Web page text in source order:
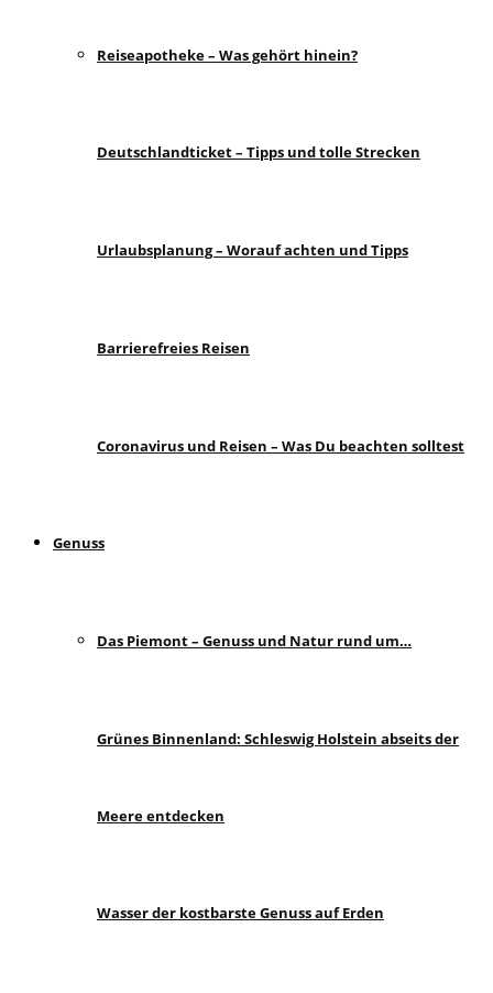
Reiseapotheke – Was gehört hinein?
Deutschlandticket – Tipps und tolle Strecken
Urlaubsplanung – Worauf achten und Tipps
Barrierefreies Reisen
Coronavirus und Reisen – Was Du beachten solltest
Genuss
Das Piemont – Genuss und Natur rund um…
Grünes Binnenland: Schleswig Holstein abseits der
Meere entdecken
Wasser der kostbarste Genuss auf Erden